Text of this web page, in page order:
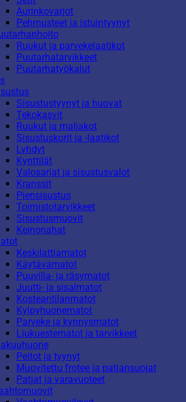
Aurinkovarjot
Pehmusteet ja istuintyynyt
Ruukut ja parvekelaatikot
Puutarhatarvikkeet
Puutarhatyökalut
Sisustustyynyt ja huovat
Tekokasvit
Ruukut ja maljakot
Sisustuskorit ja -laatikot
Lyhdyt
Kynttilät
Valosarjat ja sisustusvalot
Kranssit
Piensisustus
Toimistotarvikkeet
Sisustusmuovit
Keinonahat
Keskilattiamatot
Käytävämatot
Puuvilla- ja räsymatot
Juutti- ja sisalmatot
Kosteantilanmatot
Kylpyhuonematot
Parveke ja kynnysmatot
Liukuestematot ja tarvikkeet
Peitot ja tyynyt
Muovitettu frotee ja patjansuojat
Patjat ja varavuoteet